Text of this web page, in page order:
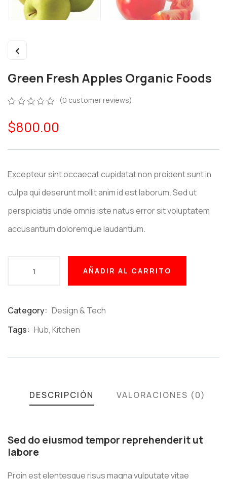
Green Fresh Apples Organic Foods
out
of
on
(0 customer reviews)
$800.00
Excepteur sint occaecat cupidatat non proident sunt in
culpa qui deserunt mollit anim id est laborum. Sed ut
perspiciatis unde omnis iste natus error sit voluptatem
accusantium doloremque laudantium.
AÑADIR AL CARRITO
Category: Design & Tech
Tags: Hub, Kitchen
DESCRIPCIÓN VALORACIONES (0)
Sed do eiusmod tempor reprehenderit ut
labore
Proin est elentesque risus magna vulputate vitae